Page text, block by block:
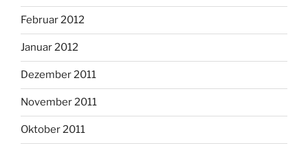
Februar 2012
Januar 2012
Dezember 2011
November 2011
Oktober 2011